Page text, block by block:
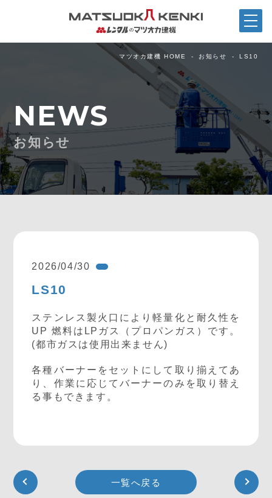
マツオカ建機 HOME お知らせ LS10
NEWS
お知らせ
2026/04/30
LS10
ステンレス製火口により軽量化と耐久性を
UP 燃料はLPガス（プロパンガス）です。
(都市ガスは使用出来ません)
各種バーナーをセットにして取り揃えてあ
り、作業に応じてバーナーのみを取り替え
る事もできます。
一覧へ戻る